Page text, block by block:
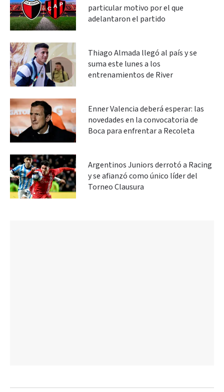
particular motivo por el que
adelantaron el partido
Thiago Almada llegó al país y se
suma este lunes a los
entrenamientos de River
Enner Valencia deberá esperar: las
novedades en la convocatoria de
Boca para enfrentar a Recoleta
Argentinos Juniors derrotó a Racing
y se afianzó como único líder del
Torneo Clausura